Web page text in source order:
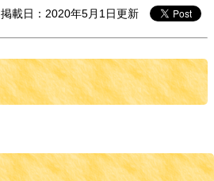
掲載日：2020年5月1日更新